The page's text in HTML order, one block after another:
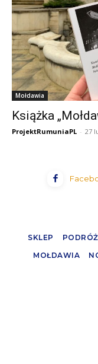
Mołdawia
Książka
ProjektRumuniaPL - 27
SKLEP PODRÓŻ
MOŁDAWIA